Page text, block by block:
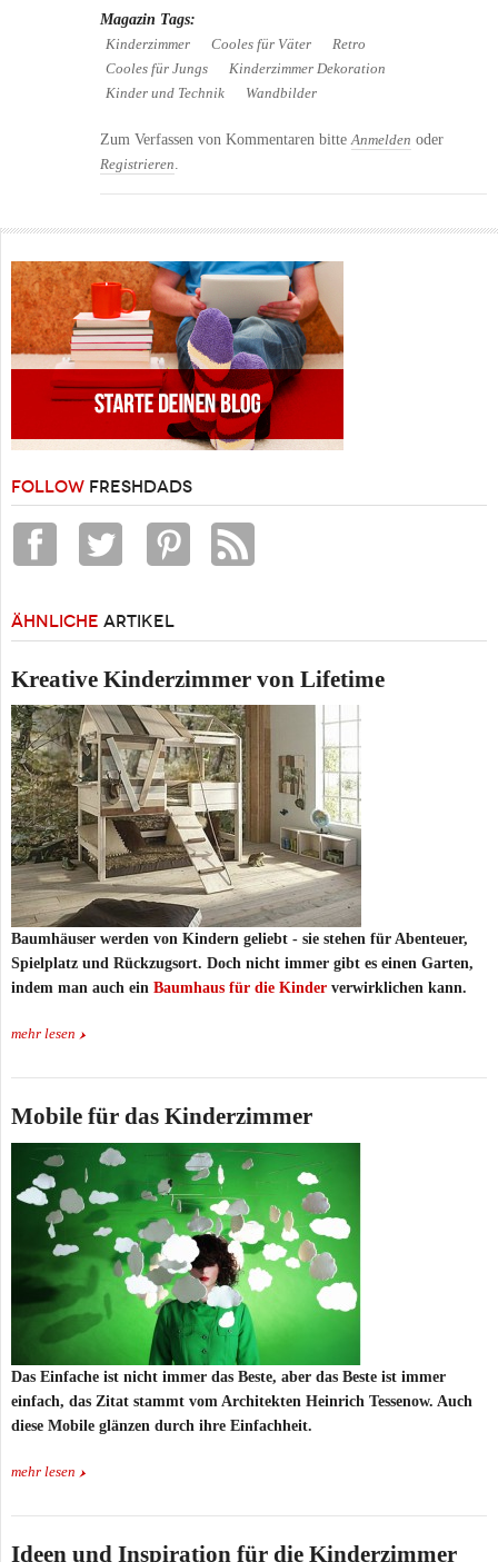
Magazin Tags:
Kinderzimmer Cooles für Väter
Retro
Cooles für Jungs
Kinderzimmer Dekoration
Kinder und Technik
Wandbilder
Zum Verfassen von Kommentaren bitte Anmelden oder
Registrieren
FOLLOW FRESHDADS
ÄHNLICHE ARTIKEL
Kreative Kinderzimmer von Lifetime
Baumhäuser werden von Kindern geliebt - sie stehen für Abenteuer,
Spielplatz und Rückzugsort. Doch nicht immer gibt es einen Garten,
indem man auch ein Baumhaus für die Kinder verwirklichen kann.
mehr lesen
Mobile für das Kinderzimmer
Das Einfache ist nicht immer das Beste, aber das Beste ist immer
einfach, das Zitat stammt vom Architekten Heinrich Tessenow. Auch
diese Mobile glänzen durch ihre Einfachheit.
mehr lesen
Ideen und Inspiration für die Kinderzimmer